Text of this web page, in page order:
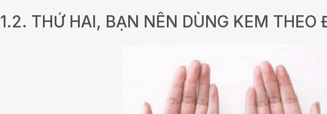
1.2. THỨ HAI, BẠN NÊN DÙNG KEM THEO